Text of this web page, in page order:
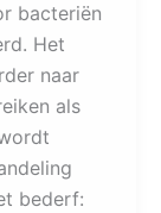
bacteriën
Het
naar
als
bederf: